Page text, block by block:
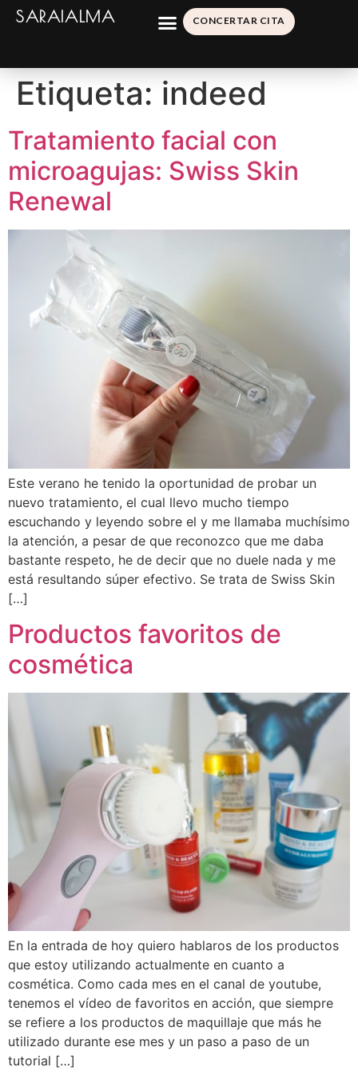
SARAIALMA CONCERTAR CITA
Etiqueta: indeed
Tratamiento facial con
microagujas: Swiss Skin
Renewal
Este verano he tenido la oportunidad de probar un
nuevo tratamiento, el cual llevo mucho tiempo
escuchando y leyendo sobre el y me llamaba muchísimo
la atención, a pesar de que reconozco que me daba
bastante respeto, he de decir que no duele nada y me
está resultando súper efectivo. Se trata de Swiss Skin
[…]
Productos favoritos de
cosmética
En la entrada de hoy quiero hablaros de los productos
que estoy utilizando actualmente en cuanto a
cosmética. Como cada mes en el canal de youtube,
tenemos el vídeo de favoritos en acción, que siempre
se refiere a los productos de maquillaje que más he
utilizado durante ese mes y un paso a paso de un
tutorial […]